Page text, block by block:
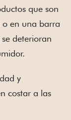
que son
o en una barra
deterioran
y
costar a las